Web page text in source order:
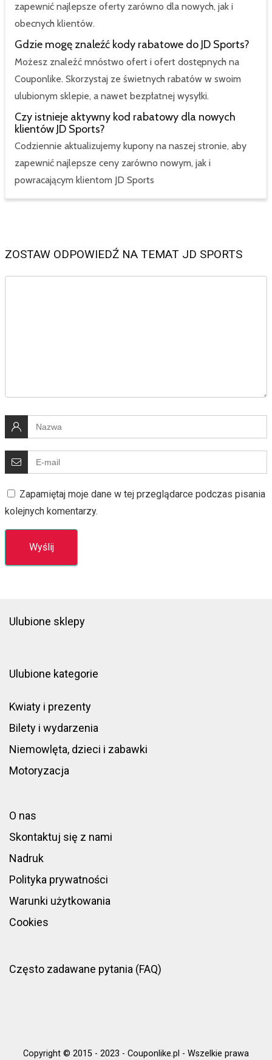
zapewnić najlepsze oferty zarówno dla nowych, jak i
obecnych klientów.
Gdzie mogę znaleźć kody rabatowe do JD Sports?
Możesz znaleźć mnóstwo ofert i ofert dostępnych na
Couponlike. Skorzystaj ze świetnych rabatów w swoim
ulubionym sklepie, a nawet bezpłatnej wysyłki.
Czy istnieje aktywny kod rabatowy dla nowych
klientów JD Sports?
Codziennie aktualizujemy kupony na naszej stronie, aby
zapewnić najlepsze ceny zarówno nowym, jak i
powracającym klientom JD Sports
ZOSTAW ODPOWIEDŹ NA TEMAT JD SPORTS
Zapamiętaj moje dane w tej przeglądarce podczas pisania
kolejnych komentarzy.
Ulubione sklepy
Ulubione kategorie
Kwiaty i prezenty
Bilety i wydarzenia
Niemowlęta, dzieci i zabawki
Motoryzacja
O nas
Skontaktuj się z nami
Nadruk
Polityka prywatności
Warunki użytkowania
Cookies
Często zadawane pytania (FAQ)
Copyright © 2015 - 2023 - Couponlike.pl - Wszelkie prawa